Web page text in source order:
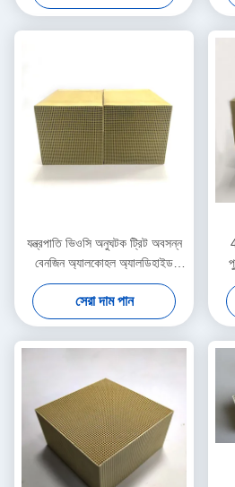
যন্ত্রপাতি ভিওসি অনুঘটক ট্রিট অবসন্ন
বেনজিন অ্যালকোহল অ্যালডিহাইড
অ্যালকেন 100x100x50 মিমি
সেরা দাম পান